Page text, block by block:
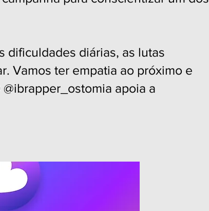
dificuldades diárias, as lutas
Vamos ter empatia ao próximo e
@ibrapper_ostomia apoia a